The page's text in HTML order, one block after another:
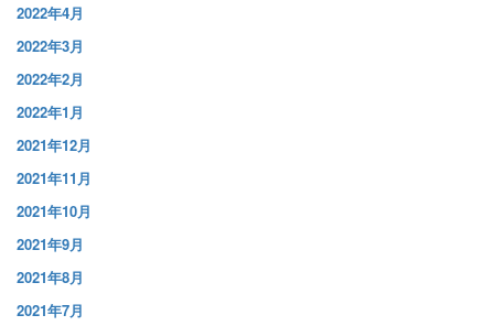
2022年4月
2022年3月
2022年2月
2022年1月
2021年12月
2021年11月
2021年10月
2021年9月
2021年8月
2021年7月